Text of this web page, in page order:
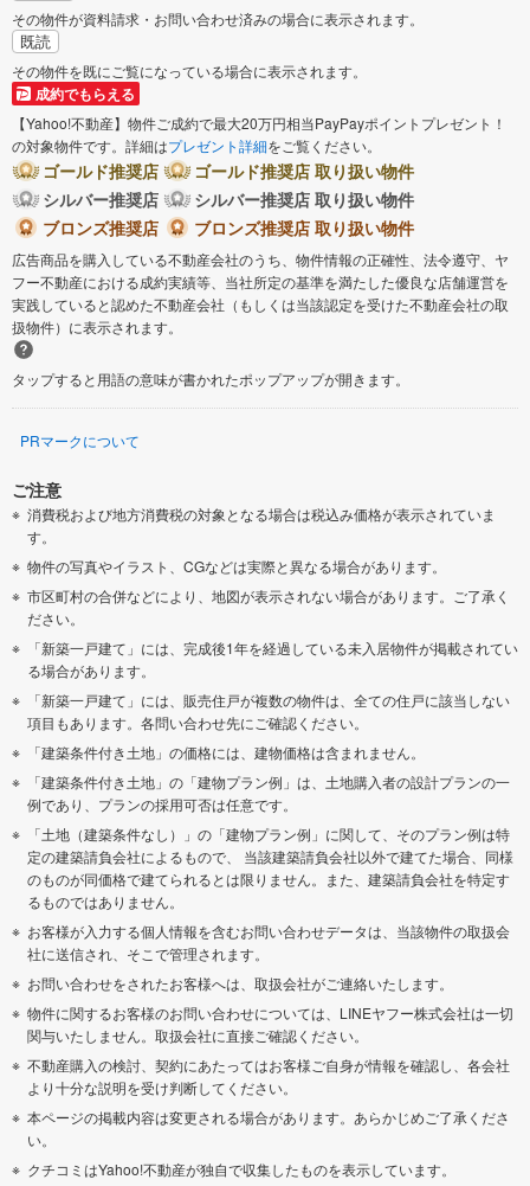
その物件が資料請求・お問い合わせ済みの場合に表示されます。
既読
その物件を既にご覧になっている場合に表示されます。
成約でもらえる
【Yahoo!不動産】物件ご成約で最大20万円相当PayPayポイントプレゼント！
の対象物件です。詳細はプレゼント詳細をご覧ください。
ゴールド推奨店
ゴールド推奨店 取り扱い物件
シルバー推奨店
シルバー推奨店 取り扱い物件
ブロンズ推奨店
ブロンズ推奨店 取り扱い物件
広告商品を購入している不動産会社のうち、物件情報の正確性、法令遵守、ヤ
フー不動産における成約実績等、当社所定の基準を満たした優良な店舗運営を
実践していると認めた不動産会社（もしくは当該認定を受けた不動産会社の取
扱物件）に表示されます。
タップすると用語の意味が書かれたポップアップが開きます。
PRマークについて
ご注意
消費税および地方消費税の対象となる場合は税込み価格が表示されていま
す。
物件の写真やイラスト、CGなどは実際と異なる場合があります。
市区町村の合併などにより、地図が表示されない場合があります。ご了承く
ださい。
「新築一戸建て」には、完成後1年を経過している未入居物件が掲載されてい
る場合があります。
「新築一戸建て」には、販売住戸が複数の物件は、全ての住戸に該当しない
項目もあります。各問い合わせ先にご確認ください。
「建築条件付き土地」の価格には、建物価格は含まれません。
「建築条件付き土地」の「建物プラン例」は、土地購入者の設計プランの一
例であり、プランの採用可否は任意です。
「土地（建築条件なし）」の「建物プラン例」に関して、そのプラン例は特
定の建築請負会社によるもので、 当該建築請負会社以外で建てた場合、同様
のものが同価格で建てられるとは限りません。また、建築請負会社を特定す
るものではありません。
お客様が入力する個人情報を含むお問い合わせデータは、当該物件の取扱会
社に送信され、そこで管理されます。
お問い合わせをされたお客様へは、取扱会社がご連絡いたします。
物件に関するお客様のお問い合わせについては、LINEヤフー株式会社は一切
関与いたしません。取扱会社に直接ご確認ください。
不動産購入の検討、契約にあたってはお客様ご自身が情報を確認し、各会社
より十分な説明を受け判断してください。
本ページの掲載内容は変更される場合があります。あらかじめご了承くださ
い。
クチコミはYahoo!不動産が独自で収集したものを表示しています。